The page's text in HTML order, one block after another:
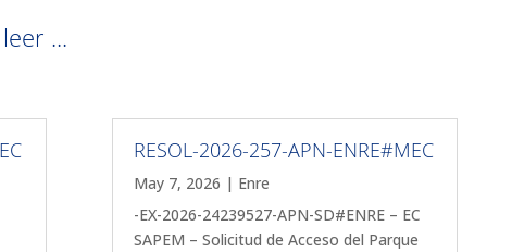
...
RESOL-2026-257-APN-ENRE#MEC
May 7, 2026 | Enre
-EX-2026-24239527-APN-SD#ENRE – EC
SAPEM – Solicitud de Acceso del Parque